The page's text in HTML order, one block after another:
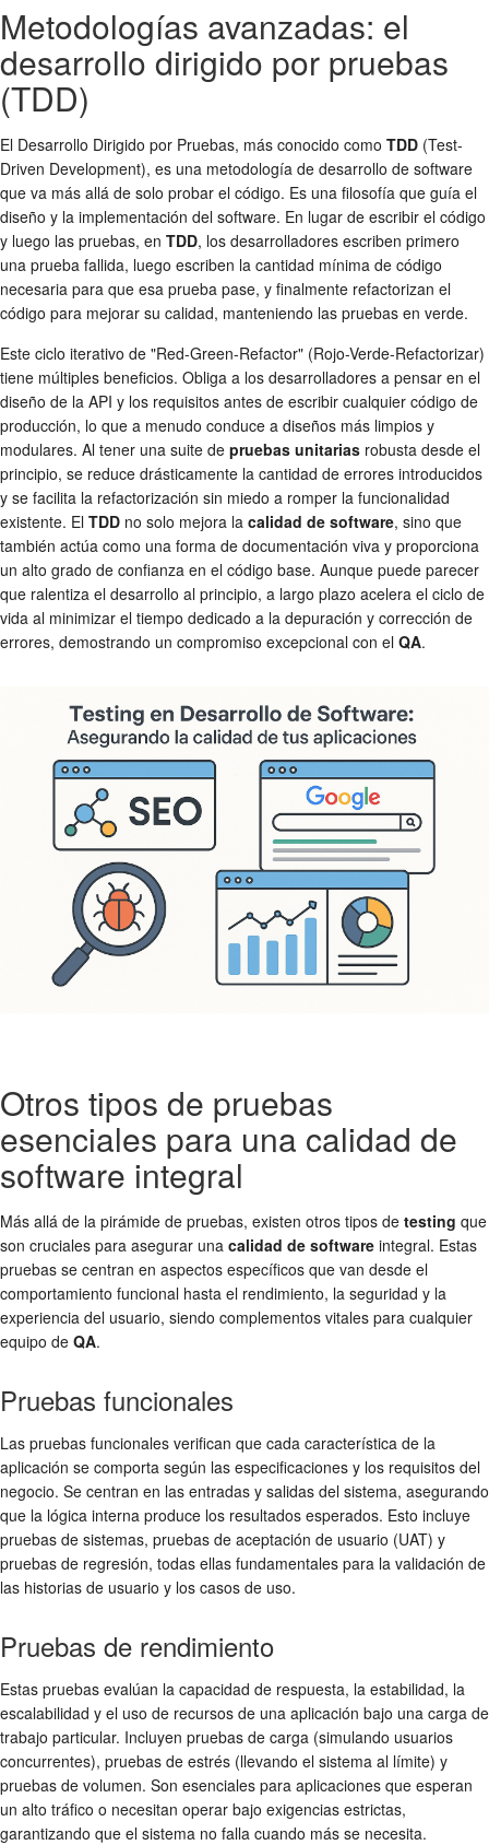
Metodologías avanzadas: el
desarrollo dirigido por pruebas
(TDD)
El Desarrollo Dirigido por Pruebas, más conocido como TDD (Test-
Driven Development), es una metodología de desarrollo de software
que va más allá de solo probar el código. Es una filosofía que guía el
diseño y la implementación del software. En lugar de escribir el código
y luego las pruebas, en TDD, los desarrolladores escriben primero
una prueba fallida, luego escriben la cantidad mínima de código
necesaria para que esa prueba pase, y finalmente refactorizan el
código para mejorar su calidad, manteniendo las pruebas en verde.
Este ciclo iterativo de "Red-Green-Refactor" (Rojo-Verde-Refactorizar)
tiene múltiples beneficios. Obliga a los desarrolladores a pensar en el
diseño de la API y los requisitos antes de escribir cualquier código de
producción, lo que a menudo conduce a diseños más limpios y
modulares. Al tener una suite de pruebas unitarias robusta desde el
principio, se reduce drásticamente la cantidad de errores introducidos
y se facilita la refactorización sin miedo a romper la funcionalidad
existente. El TDD no solo mejora la calidad de software, sino que
también actúa como una forma de documentación viva y proporciona
un alto grado de confianza en el código base. Aunque puede parecer
que ralentiza el desarrollo al principio, a largo plazo acelera el ciclo de
vida al minimizar el tiempo dedicado a la depuración y corrección de
errores, demostrando un compromiso excepcional con el QA.
Otros tipos de pruebas
esenciales para una calidad de
software integral
Más allá de la pirámide de pruebas, existen otros tipos de testing que
son cruciales para asegurar una calidad de software integral. Estas
pruebas se centran en aspectos específicos que van desde el
comportamiento funcional hasta el rendimiento, la seguridad y la
experiencia del usuario, siendo complementos vitales para cualquier
equipo de QA.
Pruebas funcionales
Las pruebas funcionales verifican que cada característica de la
aplicación se comporta según las especificaciones y los requisitos del
negocio. Se centran en las entradas y salidas del sistema, asegurando
que la lógica interna produce los resultados esperados. Esto incluye
pruebas de sistemas, pruebas de aceptación de usuario (UAT) y
pruebas de regresión, todas ellas fundamentales para la validación de
las historias de usuario y los casos de uso.
Pruebas de rendimiento
Estas pruebas evalúan la capacidad de respuesta, la estabilidad, la
escalabilidad y el uso de recursos de una aplicación bajo una carga de
trabajo particular. Incluyen pruebas de carga (simulando usuarios
concurrentes), pruebas de estrés (llevando el sistema al límite) y
pruebas de volumen. Son esenciales para aplicaciones que esperan
un alto tráfico o necesitan operar bajo exigencias estrictas,
garantizando que el sistema no falla cuando más se necesita.